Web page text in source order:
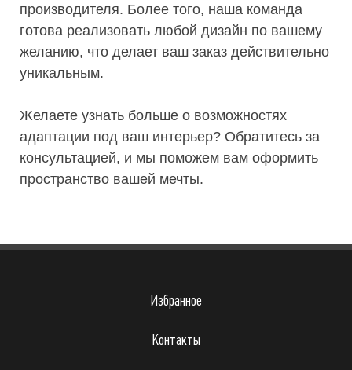
производителя. Более того, наша команда
готова реализовать любой дизайн по вашему
желанию, что делает ваш заказ действительно
уникальным.
Желаете узнать больше о возможностях
адаптации под ваш интерьер? Обратитесь за
консультацией, и мы поможем вам оформить
пространство вашей мечты.
Избранное
Контакты